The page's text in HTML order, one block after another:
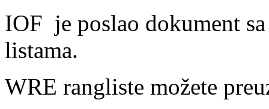
IOF je poslao dokument
listama.
WRE rangliste možete